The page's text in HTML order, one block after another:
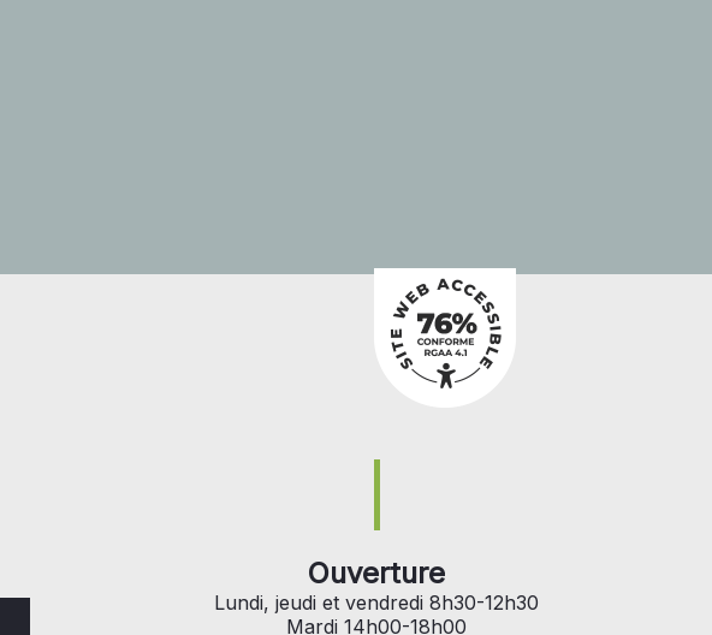
Ouverture
Lundi, jeudi et vendredi 8h30-12h30
Mardi 14h00-18h00